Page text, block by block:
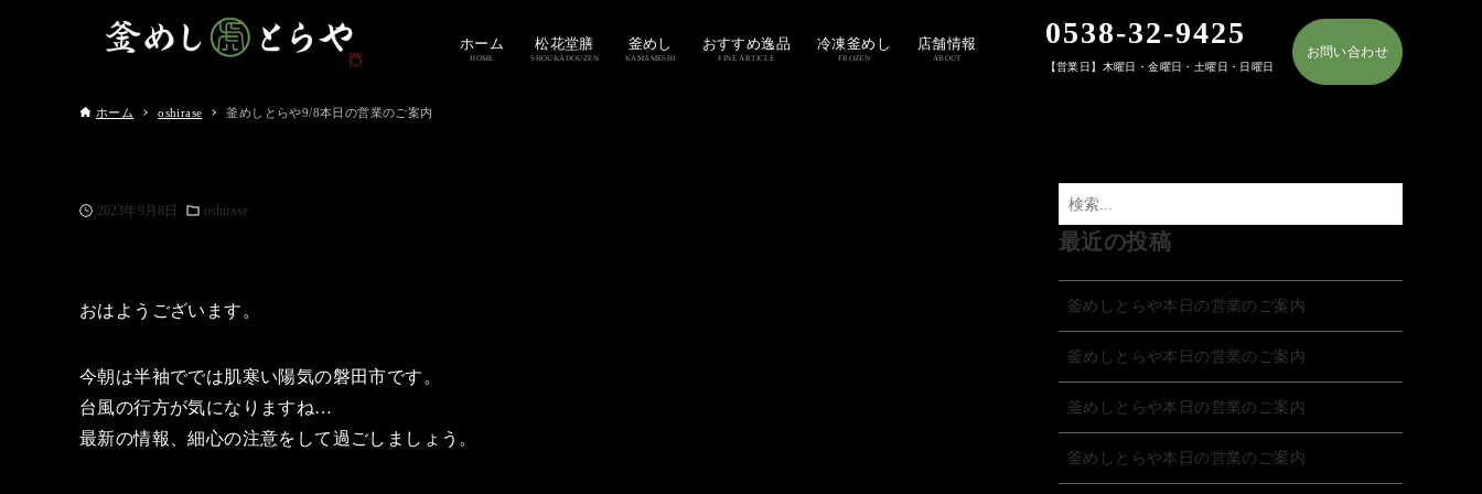
ホーム
HOME
松花堂膳
SHOUKADOUZEN
釜めし
KAMAMESHI
おすすめ逸品
FINE ARTICLE
冷凍釜めし
FROZEN
店舗情報
ABOUT
0538-32-9425
【営業日】木曜日・金曜日・土曜日・日曜日
お問い合わせ
ホーム oshirase 釜めしとらや9/8本日の営業のご案内
2023年9月8日 oshirase
おはようございます。
今朝は半袖ででは肌寒い陽気の磐田市です。
台風の行方が気になりますね…
最新の情報、細心の注意をして過ごしましょう。
最近の投稿
釜めしとらや本日の営業のご案内
釜めしとらや本日の営業のご案内
釜めしとらや本日の営業のご案内
釜めしとらや本日の営業のご案内